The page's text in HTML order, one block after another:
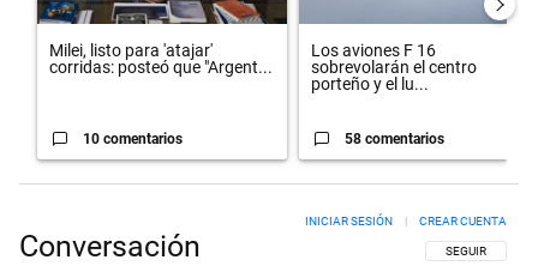
Milei, listo para 'atajar'
corridas: posteó que "Argent...
10 comentarios
Los aviones F 16
sobrevolarán el centro
porteño y el lu...
58 comentarios
Conversación SIGA ESTA
SEGUIR
INICIAR SESIÓN CREAR CUENTA